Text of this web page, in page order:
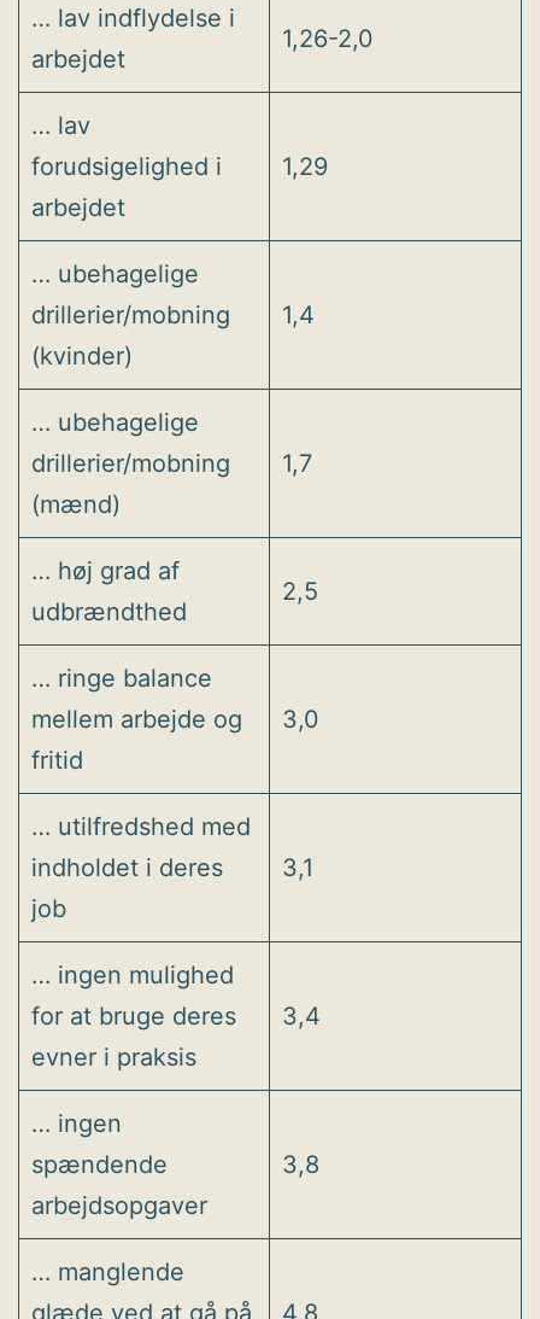
… lav indflydelse i
arbejdet
1,26-2,0
… lav
forudsigelighed i
arbejdet
1,29
… ubehagelige
drillerier/mobning
(kvinder)
1,4
… ubehagelige
drillerier/mobning
(mænd)
1,7
… høj grad af
udbrændthed
2,5
… ringe balance
mellem arbejde og
fritid
3,0
… utilfredshed med
indholdet i deres
job
3,1
… ingen mulighed
for at bruge deres
evner i praksis
3,4
… ingen
spændende
arbejdsopgaver
3,8
… manglende
glæde ved at gå på
4,8